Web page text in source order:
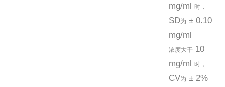
mg/ml 时，
SD为 ± 0.10
mg/ml
浓度大于10
mg/ml 时，
CV为 ± 2%